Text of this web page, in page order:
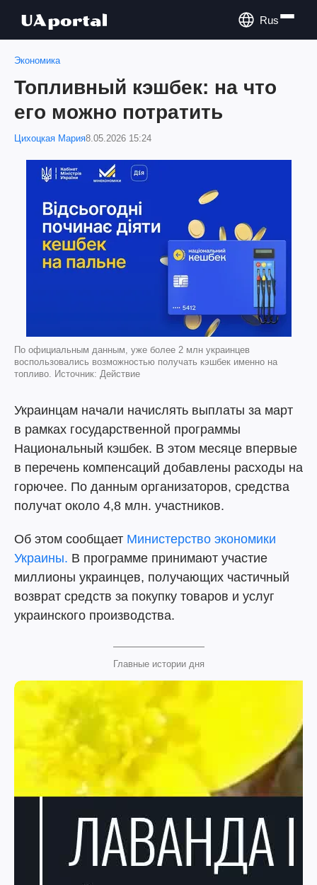
Rus
Экономика
Топливный кэшбек: на что
его можно потратить
Цихоцкая Мария8.05.2026 15:24
По официальным данным, уже более 2 млн украинцев
воспользовались возможностью получать кэшбек именно на
топливо. Источник: Действие
Украинцам начали начислять выплаты за март
в рамках государственной программы
Национальный кэшбек. В этом месяце впервые
в перечень компенсаций добавлены расходы на
горючее. По данным организаторов, средства
получат около 4,8 млн. участников.
Об этом сообщает Министерство экономики
Украины. В программе принимают участие
миллионы украинцев, получающих частичный
возврат средств за покупку товаров и услуг
украинского производства.
Главные истории дня